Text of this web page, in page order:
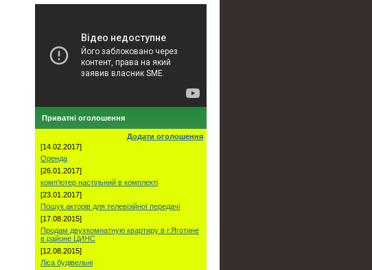
Приватні оголошення
Додати оголошення
[14.02.2017]
Оренда
[26.01.2017]
комп'ютер настільний в комплекті
[23.01.2017]
Пошук акторів для телевізійної передачі
[17.08.2015]
Продам двухкомнатную квартиру в г.Яготине
в районе ЦИНС
[12.08.2015]
Ліса будівельні